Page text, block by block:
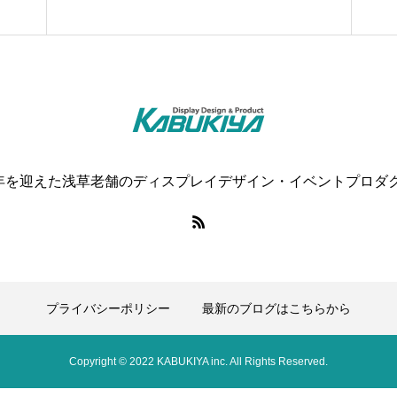
を迎えた浅草老舗のディスプレイデザイン・イベントプロダ
プライバシーポリシー 最新のブログはこちらから
Copyright © 2022 KABUKIYA inc. All Rights Reserved.